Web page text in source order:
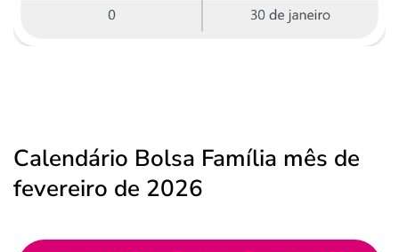
Calendário Bolsa Família mês de
fevereiro de 2026